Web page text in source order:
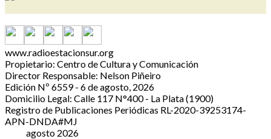
www.radioestacionsur.org
Propietario: Centro de Cultura y Comunicación
Director Responsable: Nelson Piñeiro
Edición Nº 6559 - 6 de agosto, 2026
Domicilio Legal: Calle 117 N°400 - La Plata (1900)
Registro de Publicaciones Periódicas RL-2020-39253174-
APN-DNDA#MJ
agosto 2026